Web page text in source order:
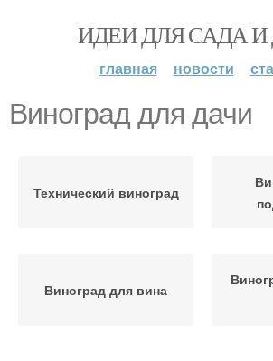
ИДЕИ ДЛЯ САДА И
главная новости
Виноград для дачи
Технический виноград
Виноград для вина